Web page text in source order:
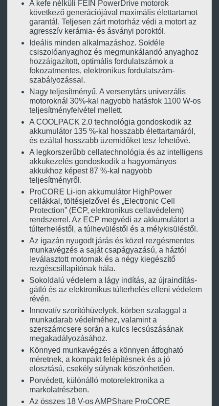
A kefe nélküli FEIN PowerDrive motorok
következő generációjával maximális élettartamot
garantál. Teljesen zárt motorház védi a motort az
agresszív kerámia- és ásványi poroktól.
Ideális minden alkalmazáshoz. Sokféle
csiszolóanyaghoz és megmunkálandó anyaghoz
hozzáigazított, optimális fordulatszámok a
fokozatmentes, elektronikus fordulatszám-
szabályozással.
Nagy teljesítményű. A versenytárs univerzális
motoroknál 30%-kal nagyobb hatásfok 1100 W-os
teljesítményfelvétel mellett.
A COOLPACK 2.0 technológia gondoskodik az
akkumulátor 135 %-kal hosszabb élettartamáról,
és ezáltal hosszabb üzemidőket tesz lehetővé.
A legkorszerűbb cellatechnológia és az intelligens
akkukezelés gondoskodik a hagyományos
akkukhoz képest 87 %-kal nagyobb
teljesítményről.
ProCORE Li-ion akkumulátor HighPower
cellákkal, töltésjelzővel és „Electronic Cell
Protection” (ECP, elektronikus cellavédelem)
rendszerrel. Az ECP megvédi az akkumulátort a
túlterheléstől, a túlhevüléstől és a mélykisüléstől.
Az igazán nyugodt járás és közel rezgésmentes
munkavégzés a saját csapágyazású, a háztól
leválasztott motornak és a négy kiegészítő
rezgéscsillapítónak hála.
Sokoldalú védelem a lágy indítás, az újraindítás-
gátló és az elektronikus túlterhelés elleni védelem
révén.
Innovatív szorítóhüvelyek, körben szalaggal a
munkadarab védelméhez, valamint a
szerszámcsere során a kulcs lecsúszásának
megakadályozásához.
Könnyed munkavégzés a könnyen átfogható
méretnek, a kompakt felépítésnek és a jó
elosztású, csekély súlynak köszönhetően.
Porvédett, különálló motorelektronika a
markolatrészben.
Az összes 18 V-os AMPShare ProCORE